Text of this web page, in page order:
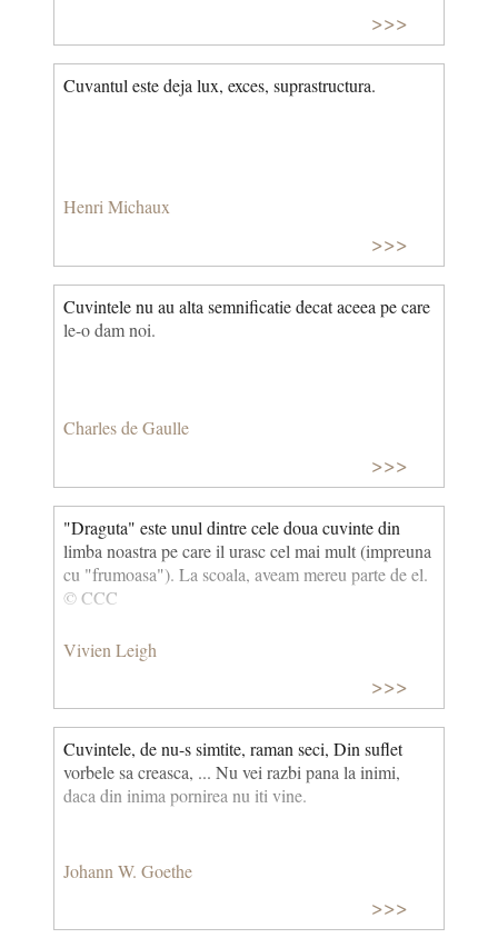
>>>
Cuvantul este deja lux, exces, suprastructura.
Henri Michaux
>>>
Cuvintele nu au alta semnificatie decat aceea pe care
le-o dam noi.
Charles de Gaulle
>>>
"Draguta" este unul dintre cele doua cuvinte din
limba noastra pe care il urasc cel mai mult (impreuna
cu "frumoasa"). La scoala, aveam mereu parte de el.
© CCC
Vivien Leigh
>>>
Cuvintele, de nu-s simtite, raman seci, Din suflet
vorbele sa creasca, ... Nu vei razbi pana la inimi,
daca din inima pornirea nu iti vine.
Johann W. Goethe
>>>